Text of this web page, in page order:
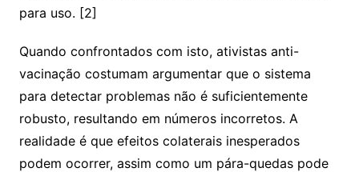
para uso. [2]
Quando confrontados com isto, ativistas anti-
vacinação costumam argumentar que o sistema
para detectar problemas não é suficientemente
robusto, resultando em números incorretos. A
realidade é que efeitos colaterais inesperados
podem ocorrer, assim como um pára-quedas pode